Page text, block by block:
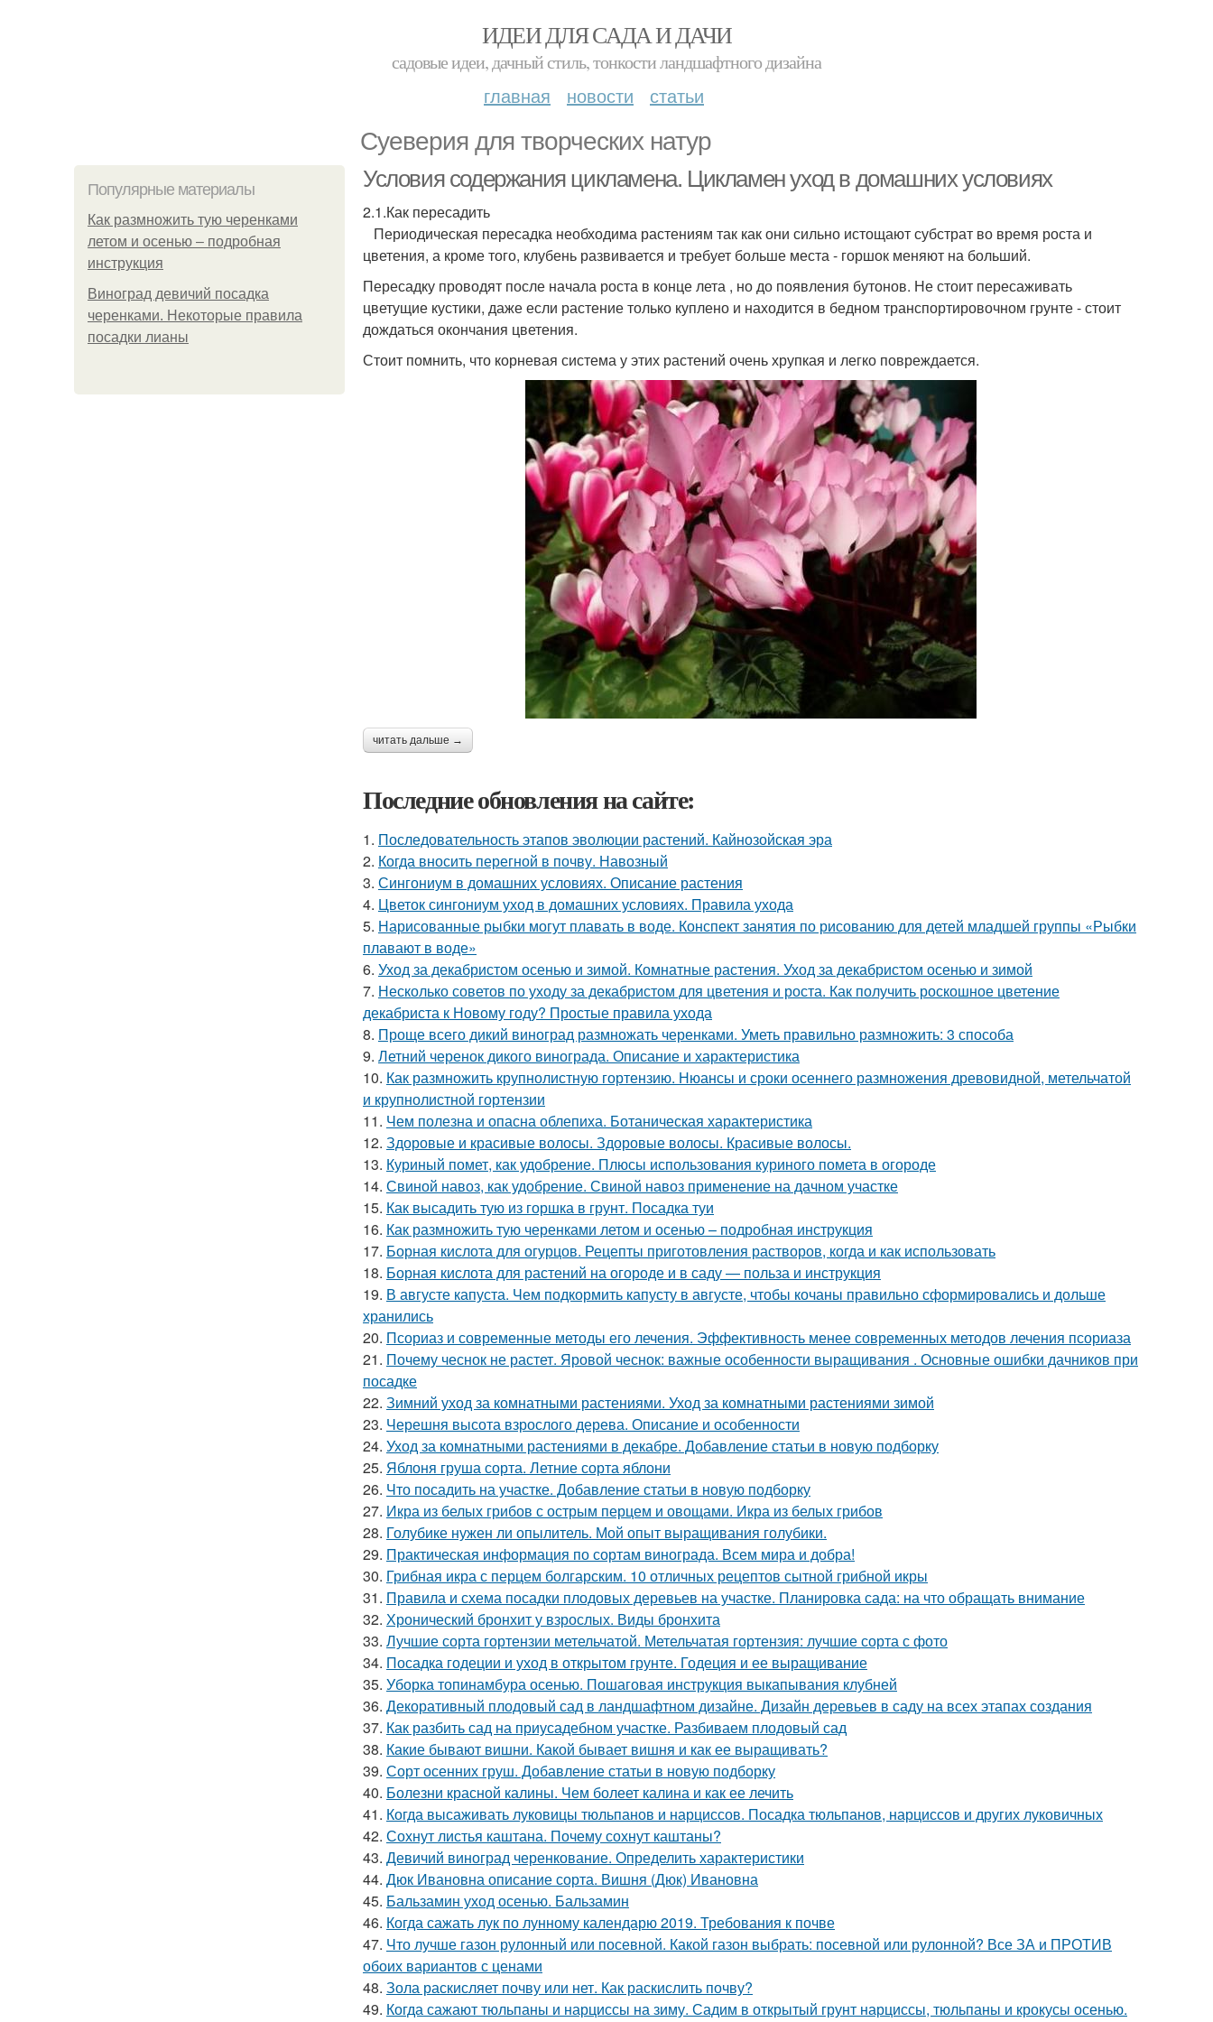
ИДЕИ ДЛЯ САДА И ДАЧИ
садовые идеи, дачный стиль, тонкости ландшафтного дизайна
главная новости статьи
Суеверия для творческих натур
Популярные материалы
Как размножить тую черенками
летом и осенью – подробная
инструкция
Виноград девичий посадка
черенками. Некоторые правила
посадки лианы
Условия содержания цикламена. Цикламен уход в домашних условиях
2.1.Как пересадить
Периодическая пересадка необходима растениям так как они сильно истощают субстрат во время роста и
цветения, а кроме того, клубень развивается и требует больше места - горшок меняют на больший.
Пересадку проводят после начала роста в конце лета , но до появления бутонов. Не стоит пересаживать
цветущие кустики, даже если растение только куплено и находится в бедном транспортировочном грунте - стоит
дождаться окончания цветения.
Стоит помнить, что корневая система у этих растений очень хрупкая и легко повреждается.
читать дальше →
Последние обновления на сайте:
1. Последовательность этапов эволюции растений. Кайнозойская эра
2. Когда вносить перегной в почву. Навозный
3. Сингониум в домашних условиях. Описание растения
4. Цветок сингониум уход в домашних условиях. Правила ухода
5. Нарисованные рыбки могут плавать в воде. Конспект занятия по рисованию для детей младшей группы «Рыбки
плавают в воде»
6. Уход за декабристом осенью и зимой. Комнатные растения. Уход за декабристом осенью и зимой
7. Несколько советов по уходу за декабристом для цветения и роста. Как получить роскошное цветение
декабриста к Новому году? Простые правила ухода
8. Проще всего дикий виноград размножать черенками. Уметь правильно размножить: 3 способа
9. Летний черенок дикого винограда. Описание и характеристика
10. Как размножить крупнолистную гортензию. Нюансы и сроки осеннего размножения древовидной, метельчатой
и крупнолистной гортензии
11. Чем полезна и опасна облепиха. Ботаническая характеристика
12. Здоровые и красивые волосы. Здоровые волосы. Красивые волосы.
13. Куриный помет, как удобрение. Плюсы использования куриного помета в огороде
14. Свиной навоз, как удобрение. Свиной навоз применение на дачном участке
15. Как высадить тую из горшка в грунт. Посадка туи
16. Как размножить тую черенками летом и осенью – подробная инструкция
17. Борная кислота для огурцов. Рецепты приготовления растворов, когда и как использовать
18. Борная кислота для растений на огороде и в саду — польза и инструкция
19. В августе капуста. Чем подкормить капусту в августе, чтобы кочаны правильно сформировались и дольше
хранились
20. Псориаз и современные методы его лечения. Эффективность менее современных методов лечения псориаза
21. Почему чеснок не растет. Яровой чеснок: важные особенности выращивания . Основные ошибки дачников при
посадке
22. Зимний уход за комнатными растениями. Уход за комнатными растениями зимой
23. Черешня высота взрослого дерева. Описание и особенности
24. Уход за комнатными растениями в декабре. Добавление статьи в новую подборку
25. Яблоня груша сорта. Летние сорта яблони
26. Что посадить на участке. Добавление статьи в новую подборку
27. Икра из белых грибов с острым перцем и овощами. Икра из белых грибов
28. Голубике нужен ли опылитель. Мой опыт выращивания голубики.
29. Практическая информация по сортам винограда. Всем мира и добра!
30. Грибная икра с перцем болгарским. 10 отличных рецептов сытной грибной икры
31. Правила и схема посадки плодовых деревьев на участке. Планировка сада: на что обращать внимание
32. Хронический бронхит у взрослых. Виды бронхита
33. Лучшие сорта гортензии метельчатой. Метельчатая гортензия: лучшие сорта с фото
34. Посадка годеции и уход в открытом грунте. Годеция и ее выращивание
35. Уборка топинамбура осенью. Пошаговая инструкция выкапывания клубней
36. Декоративный плодовый сад в ландшафтном дизайне. Дизайн деревьев в саду на всех этапах создания
37. Как разбить сад на приусадебном участке. Разбиваем плодовый сад
38. Какие бывают вишни. Какой бывает вишня и как ее выращивать?
39. Сорт осенних груш. Добавление статьи в новую подборку
40. Болезни красной калины. Чем болеет калина и как ее лечить
41. Когда высаживать луковицы тюльпанов и нарциссов. Посадка тюльпанов, нарциссов и других луковичных
42. Сохнут листья каштана. Почему сохнут каштаны?
43. Девичий виноград черенкование. Определить характеристики
44. Дюк Ивановна описание сорта. Вишня (Дюк) Ивановна
45. Бальзамин уход осенью. Бальзамин
46. Когда сажать лук по лунному календарю 2019. Требования к почве
47. Что лучше газон рулонный или посевной. Какой газон выбрать: посевной или рулонной? Все ЗА и ПРОТИВ
обоих вариантов с ценами
48. Зола раскисляет почву или нет. Как раскислить почву?
49. Когда сажают тюльпаны и нарциссы на зиму. Садим в открытый грунт нарциссы, тюльпаны и крокусы осенью.